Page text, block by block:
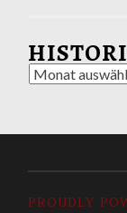
Historie.
PROUDLY